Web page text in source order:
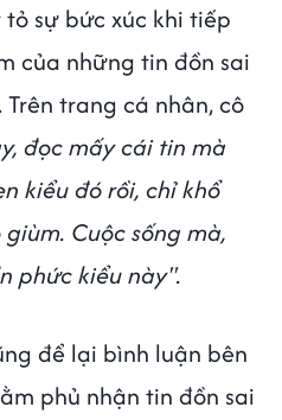
sự bức xúc khi tiếp
của những tin đồn sai
trang cá nhân, cô
đọc mấy cái tin mà
kiểu đó rồi, chỉ khổ
Cuộc sống mà,
phức kiểu này".
để lại bình luận bên
phủ nhận tin đồn sai